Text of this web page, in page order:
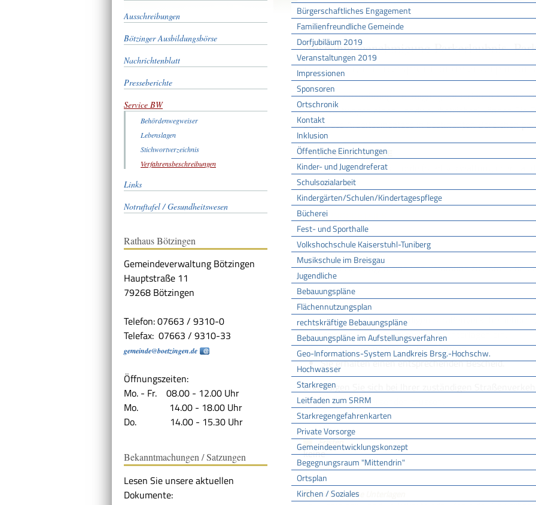
Bürgerschaftliches Engagement
Familienfreundliche Gemeinde
Dorfjubiläum 2019
Veranstaltungen 2019
Impressionen
Sponsoren
Ortschronik
Kontakt
Inklusion
Öffentliche Einrichtungen
Kinder- und Jugendreferat
Schulsozialarbeit
Kindergärten/Schulen/Kindertagespflege
Bücherei
Fest- und Sporthalle
Volkshochschule Kaiserstuhl-Tuniberg
Musikschule im Breisgau
Jugendliche
Bebauungspläne
Flächennutzungsplan
rechtskräftige Bebauungspläne
Bebauungspläne im Aufstellungsverfahren
Geo-Informations-System Landkreis Brsg.-Hochschw.
Hochwasser
Starkregen
Leitfaden zum SRRM
Starkregengefahrenkarten
Private Vorsorge
Gemeindeentwicklungskonzept
Begegnungsraum "Mittendrin"
Ortsplan
Kirchen / Soziales
Ausschreibungen
Bötzinger Ausbildungsbörse
Nachrichtenblatt
Presseberichte
Service BW
Behördenwegweiser
Lebenslagen
Stichwortverzeichnis
Verfahrensbeschreibungen
Links
Notruftafel / Gesundheitswesen
Rathaus Bötzingen
Gemeindeverwaltung Bötzingen
Hauptstraße 11
79268 Bötzingen
Telefon: 07663 / 9310-0
Telefax: 07663 / 9310-33
gemeinde@boetzingen.de
Öffnungszeiten:
Mo. - Fr. 08.00 - 12.00 Uhr
Mo. 14.00 - 18.00 Uhr
Do. 14.00 - 15.30 Uhr
Bekanntmachungen / Satzungen
Lesen Sie unsere aktuellen
Dokumente:
Ausnahmegenehmigung Parkerlaubnis,
Betriebe (zum Beispiel
Mit einer Ausnahmegenehmigung Parkerlaubnis,
Werkstattwagen eines Handwerkbetriebes) können Sie
Dauer des Arbeitseinsatzes in bestimmten Bereichen
ZUSTÄNDIGE STELLE
die Straßenverkehrsbehörde (Stadtverwaltung oder
Landratsamt Breisgau-Hochschwarzwald
LEISTUNGSDETAILS
Voraussetzungen
Die Voraussetzungen sind von Kommune zu Kommune
Verfahrensablauf
Antrag bei der zuständigen Straßenverkehrsbehörde.
Reichen Sie die erforderlichen Unterlagen ein.
Die Behörde überprüft Ihren Antrag.
Sie erhalten einen entsprechenden Bescheid.
Erkundigen Sie sich bei Ihrer zuständigen
in diesem Fall übersenden müssen.
Fristen
keine
Erforderliche Unterlagen